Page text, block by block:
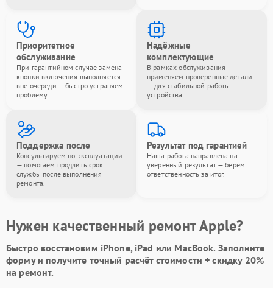
Приоритетное
обслуживание
При гарантийном случае замена
кнопки включения выполняется
вне очереди — быстро устраняем
проблему.
Надёжные
комплектующие
В рамках обслуживания
применяем проверенные детали
— для стабильной работы
устройства.
Поддержка после
Консультируем по эксплуатации
— помогаем продлить срок
службы после выполнения
ремонта.
Результат под гарантией
Наша работа направлена на
уверенный результат — берём
ответственность за итог.
Нужен качественный ремонт Apple?
Быстро восстановим iPhone, iPad или MacBook. Заполните
формуи получите точный расчёт стоимости +скидку 20%
на ремонт.